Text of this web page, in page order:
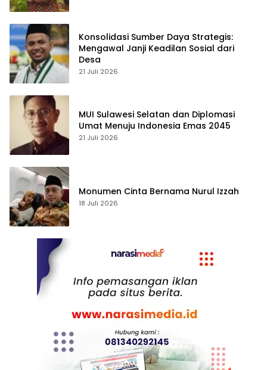
Konsolidasi Sumber Daya Strategis:
Mengawal Janji Keadilan Sosial dari
Desa
21 Juli 2026
MUI Sulawesi Selatan dan Diplomasi
Umat Menuju Indonesia Emas 2045
21 Juli 2026
Monumen Cinta Bernama Nurul Izzah
18 Juli 2026